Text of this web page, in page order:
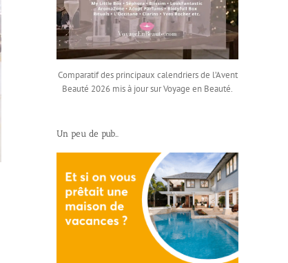
Comparatif des principaux calendriers de l’Avent
Beauté 2026 mis à jour sur Voyage en Beauté.
Un peu de pub…